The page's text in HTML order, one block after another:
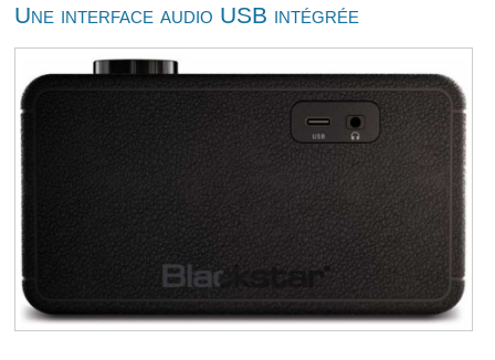
Une interface audio USB intégrée